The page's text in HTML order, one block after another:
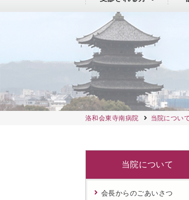
人工透析のご案内
Changing Medical Fee
Resident
診療科
会長からのごあいさつ
クリニック概要
個人情報保護方針
施設基準など
連携窓口（地域連携課）
新卒採用
洛和会東寺南病院 当院につい
当院について
会長からのごあいさつ